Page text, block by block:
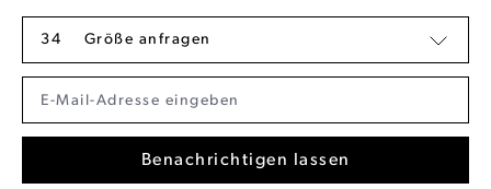
34 Größe anfragen
Benachrichtigen lassen